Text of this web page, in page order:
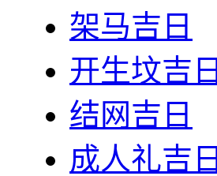
架马吉日
开生坟吉日
结网吉日
成人礼吉日